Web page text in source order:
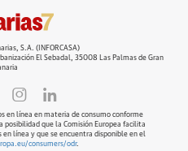
S.A. (INFORCASA)
El Sebadal, 35008 Las Palmas de Gran
en línea en materia de consumo conforme
posibilidad que la Comisión Europea facilita
línea y que se encuentra disponible en el
consumers/odr.